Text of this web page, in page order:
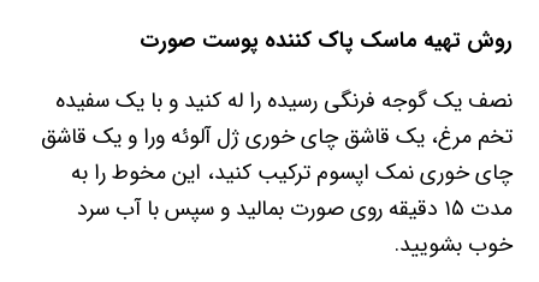
روش تهیه ماسک پاک کننده پوست صورت
نصف یک گوجه فرنگی رسیده را له کنید و با یک سفیده
تخم مرغ، یک قاشق چای خوری ژل آلوئه ورا و یک قاشق
چای خوری نمک اپسوم ترکیب کنید، این مخوط را به
مدت ۱۵ دقیقه روی صورت بمالید و سپس با آب سرد
خوب بشویید.